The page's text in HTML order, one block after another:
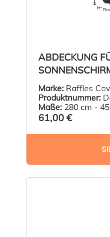
ABDECKUNG
Marke: Raffles
Produktnummer:
Maße: 280 cm -
61,00 €